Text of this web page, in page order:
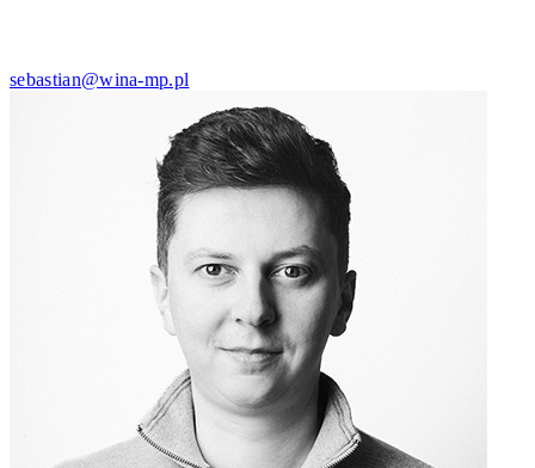
sebastian@wina-mp.pl